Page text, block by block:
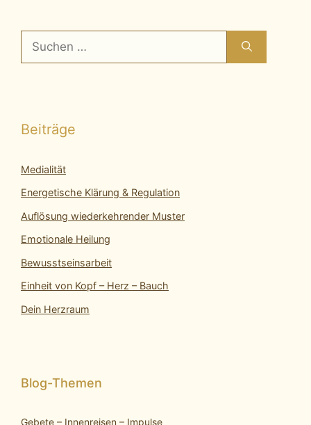
nach:
Beiträge
Medialität
Energetische Klärung & Regulation
Auflösung wiederkehrender Muster
Emotionale Heilung
Bewusstseinsarbeit
Einheit von Kopf – Herz – Bauch
Dein Herzraum
Gebete – Innenreisen – Impulse